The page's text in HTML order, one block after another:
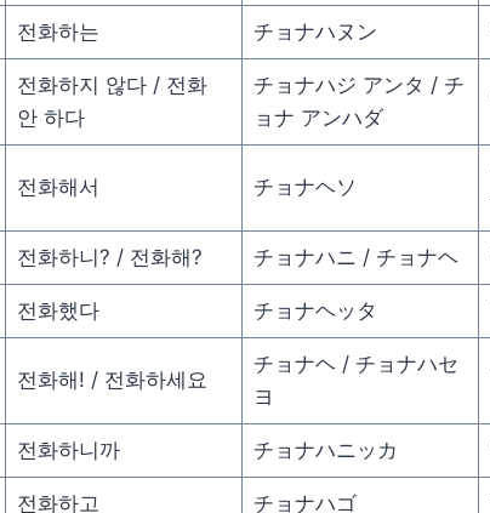
전화하는 チョナハヌン
전화하지 않다 / 전화
안 하다
チョナハジ アンタ / チ
ョナ アンハダ
전화해서 チョナヘソ
전화하니? / 전화해? チョナハニ / チョナヘ
전화했다 チョナヘッタ
전화해! / 전화하세요
チョナヘ / チョナハセ
ヨ
전화하니까 チョナハニッカ
전화하고 チョナハゴ